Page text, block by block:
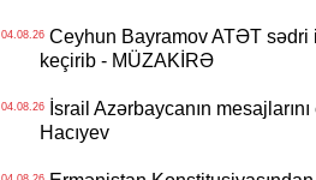
04.08.26Ceyhun Bayramov ATƏT sədri
keçirib - MÜZAKİRƏ
04.08.26İsrail Azərbaycanın
Hacıyev